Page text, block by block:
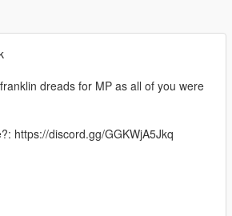
dreads for MP as all of you were
https://discord.gg/GGKWjA5Jkq